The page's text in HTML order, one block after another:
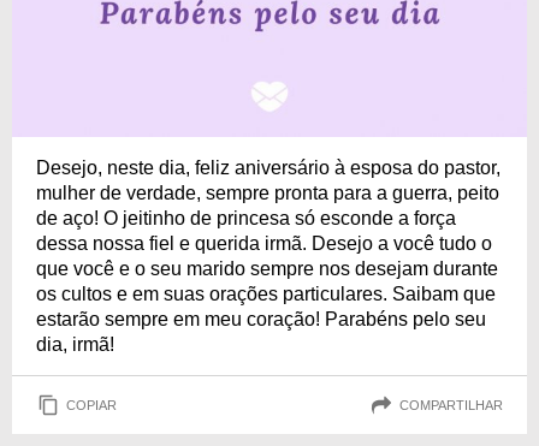
Desejo, neste dia, feliz aniversário à esposa do pastor,
mulher de verdade, sempre pronta para a guerra, peito
de aço! O jeitinho de princesa só esconde a força
dessa nossa fiel e querida irmã. Desejo a você tudo o
que você e o seu marido sempre nos desejam durante
os cultos e em suas orações particulares. Saibam que
estarão sempre em meu coração! Parabéns pelo seu
dia, irmã!
COPIAR COMPARTILHAR